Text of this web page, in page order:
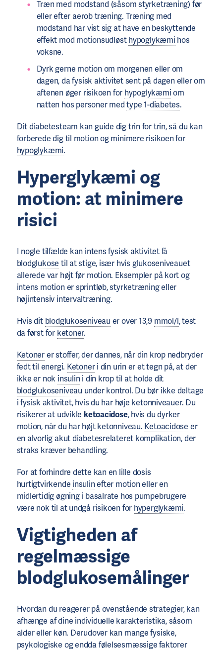
Træn med modstand (såsom styrketræning) før
eller efter aerob træning. Træning med
modstand har vist sig at have en beskyttende
effekt mod motionsudløsthypoglykæmi hos
voksne.
Dyrk gerne motion om morgenen eller om
dagen, da fysisk aktivitet sent på dagen eller om
aftenen øger risikoen for hypoglykæmiom
natten hos personer medtype 1-diabetes.
Dit diabetesteam kan guide dig trin for trin, så du kan
forberede dig til motion og minimere risikoen for
hypoglykæmi.
Hyperglykæmi og
motion: at minimere
risici
I nogle tilfælde kan intens fysisk aktivitet få
blodglukose til at stige, især hvis glukoseniveauet
allerede var højt før motion. Eksempler på kort og
intens motion er sprintløb, styrketræning eller
højintensiv intervaltræning.
Hvis dit blodglukoseniveau er over 13,9 mmol/l, test
da først for ketoner.
Ketonerer stoffer, der dannes, når din krop nedbryder
fedt til energi. Ketoneri din urin er et tegn på, at der
ikke er nok insulini din krop til at holde dit
blodglukoseniveau under kontrol. Du bør ikke deltage
i fysisk aktivitet, hvis du har høje ketonniveauer. Du
risikerer at udvikle ketoacidose, hvis du dyrker
motion, når du har højt ketonniveau. Ketoacidose er
en alvorlig akut diabetesrelateret komplikation, der
straks kræver behandling.
For at forhindre dette kan en lille dosis
hurtigtvirkende insulinefter motion eller en
midlertidig øgning i basalrate hos pumpebrugere
være nok til at undgå risikoen for hyperglykæmi.
Vigtigheden af
regelmæssige
blodglukosemålinger
Hvordan du reagerer på ovenstående strategier, kan
afhænge af dine individuelle karakteristika, såsom
alder eller køn. Derudover kan mange fysiske,
psykologiske og endda følelsesmæssige faktorer